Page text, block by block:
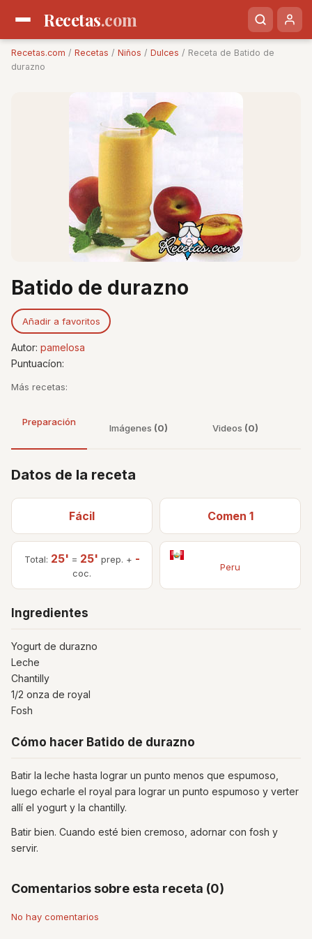
Recetas.com
Recetas.com / Recetas / Niños / Dulces / Receta de Batido de
durazno
Batido de durazno
Añadir a favoritos
Autor: pamelosa
Puntuacíon:
Más recetas:
Preparación
Imágenes (0) Videos (0)
Datos de la receta
Fácil Comen 1
Total: 25' = 25' prep. + -
coc.
Peru
Ingredientes
Yogurt de durazno
Leche
Chantilly
1/2 onza de royal
Fosh
Cómo hacer Batido de durazno
Batir la leche hasta lograr un punto menos que espumoso,
luego echarle el royal para lograr un punto espumoso y verter
allí el yogurt y la chantilly.
Batir bien. Cuando esté bien cremoso, adornar con fosh y
servir.
Comentarios sobre esta receta (0)
No hay comentarios